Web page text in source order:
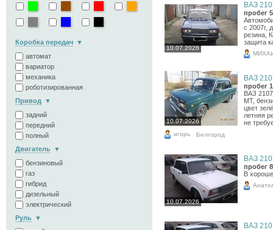
Коробка передач
автомат
вариатор
механика
роботизированная
Привод
задний
передний
полный
Двигатель
бензиновый
газ
гибрид
дизельный
электрический
Руль
10.07.2026
ВАЗ
пробег
с 2007г,
резина,
защита
10.07.2026
ВАЗ
пробег
ВАЗ
МТ,
цвет
летняя
не
игорь Белгород
10.07.2026
ВАЗ
пробег
В
ВАЗ